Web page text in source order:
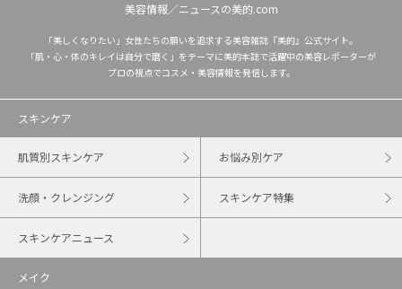
美容情報／ニュースの美的.com
「美しくなりたい」女性たちの願いを追求する美容雑誌『美的』公式サイト。
「肌・心・体のキレイは自分で磨く」をテーマに美的本誌で活躍中の美容レポーターが
プロの視点でコスメ・美容情報を発信します。
スキンケア
肌質別スキンケア お悩み別ケア
洗顔・クレンジング スキンケア特集
スキンケアニュース
メイク